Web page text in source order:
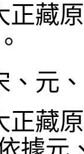
正藏
、元
正藏